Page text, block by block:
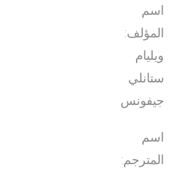
اسم
المؤلف:
ويليام
ستانلي
جيفونس
اسم
المترجم: